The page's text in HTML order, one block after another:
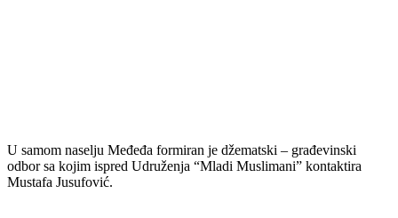
U samom naselju Međeđa formiran je džematski – građevinski
odbor sa kojim ispred Udruženja “Mladi Muslimani” kontaktira
Mustafa Jusufović.